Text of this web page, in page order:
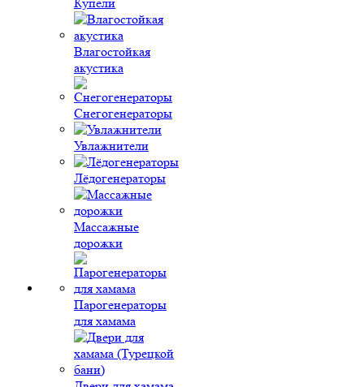
Влагостойкая
акустика
Снегогенераторы
Увлажнители
Лёдогенераторы
Массажные
дорожки
Парогенераторы
для хамама